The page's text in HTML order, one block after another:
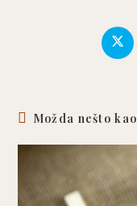
Možda nešto kao